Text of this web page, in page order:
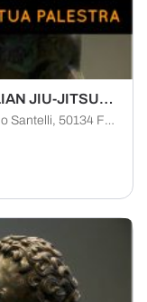
BRAZILIAN JIU-JITSU FIRENZE
Via Valerio Santelli, 50134 Florence FI, Italia